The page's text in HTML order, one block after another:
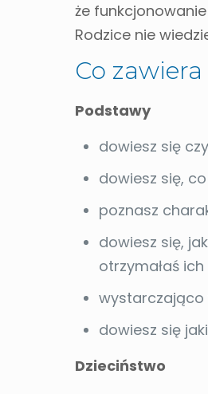
że
Rodzice nie
Co
Podstawy
dowiesz się
dowiesz się,
poznasz
dowiesz się,
otrzymałaś ich
wystarczająco
dowiesz się
Dzieciństwo